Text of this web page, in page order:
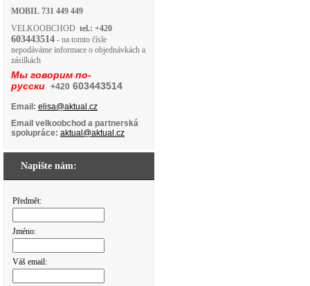
MOBIL 731 449 449
VELKOOBCHOD tel.: +420
603443514 - na tomto čísle
nepodáváme informace o objednávkách a
zásilkách
Мы говорим по-
русски +420 603443514
Email: elisa@aktual.cz
Email velkoobchod a partnerská
spolupráce: aktual@aktual.cz
Napište nám:
Předmět:
Jméno:
Váš email: